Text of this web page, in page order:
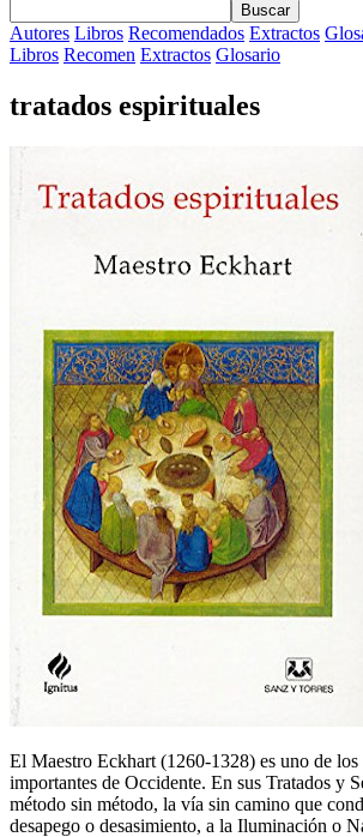
Buscar
Autores Libros Recomendados Extractos
Libros Recomen Extractos Glosario
tratados espirituales
El Maestro Eckhart (1260-1328) es uno de los
importantes de Occidente. En sus Tratados y
método sin método, la vía sin camino que
desapego o desasimiento, a la Iluminación o